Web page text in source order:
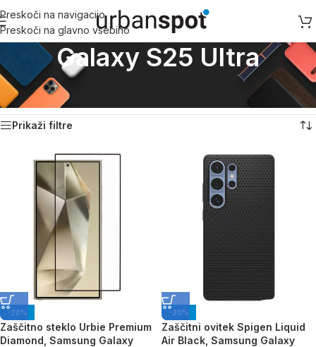
Preskoči na navigacijo
Preskoči na glavno vsebino
Galaxy S25 Ultra
Domov/ Samsung
Galaxy S25 Ultra
Prikaz vseh 17 rezultatov
Prikaži filtre
-20%
Zaščitno steklo Urbie Premium
Diamond, Samsung Galaxy
-20%
Zaščitni ovitek Spigen Liquid
Air Black, Samsung Galaxy